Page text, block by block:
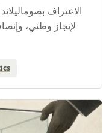
الاعتراف
لإنجاز وطني،